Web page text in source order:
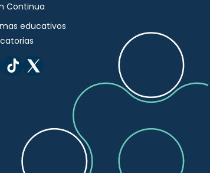
Continua
educativos